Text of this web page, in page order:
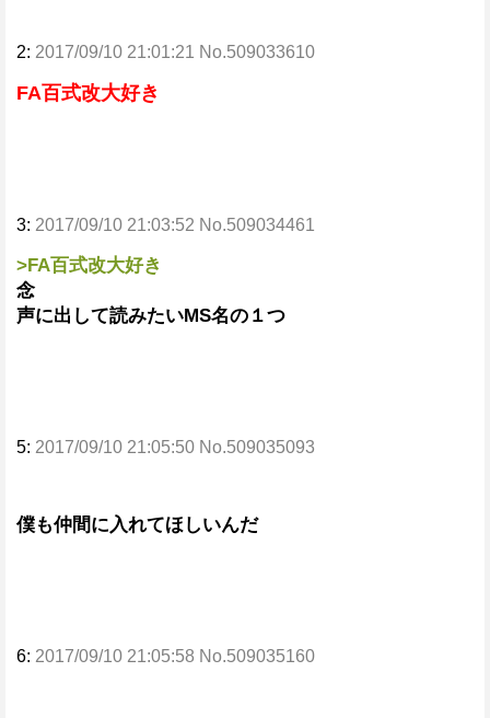
2: 2017/09/10 21:01:21 No.509033610
FA百式改大好き
3: 2017/09/10 21:03:52 No.509034461
>FA百式改大好き
念
声に出して読みたいMS名の１つ
5: 2017/09/10 21:05:50 No.509035093
僕も仲間に入れてほしいんだ
6: 2017/09/10 21:05:58 No.509035160